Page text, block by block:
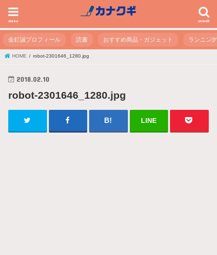
search
menu
金釘誠プロフィール 読書 おすすめ商品・ガジェット ランニング
HOME robot-2301646_1280.jpg
2018.02.10
robot-2301646_1280.jpg
LINE